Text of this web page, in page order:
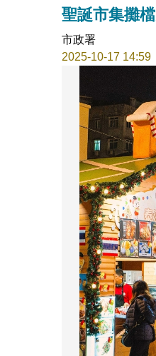
聖誕市集攤
市政署
2025-10-17 14:59